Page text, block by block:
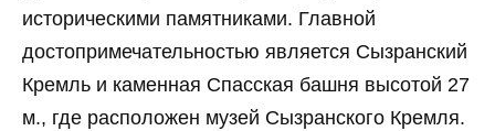
историческими памятниками. Главной
достопримечательностью является Сызранский
Кремль и каменная Спасская башня высотой 27
м., где расположен музей Сызранского Кремля.